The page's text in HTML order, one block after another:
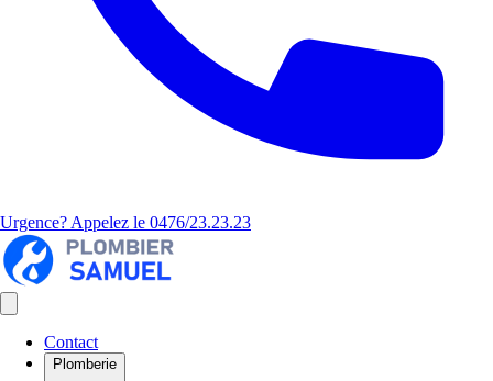
Urgence? Appelez le 0476/23.23.23
Contact
Plomberie